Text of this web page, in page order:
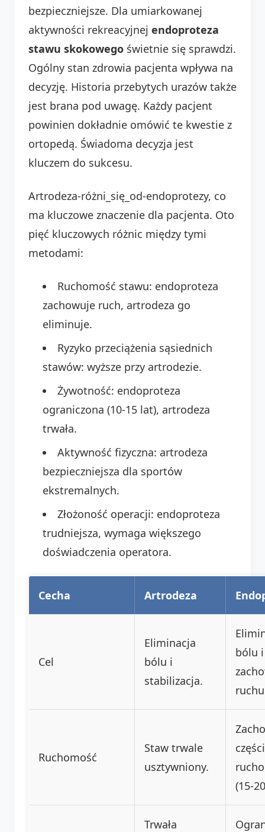
bezpieczniejsze. Dla umiarkowanej
aktywności rekreacyjnej endoproteza
stawu skokowego świetnie się sprawdzi.
Ogólny stan zdrowia pacjenta wpływa na
decyzję. Historia przebytych urazów także
jest brana pod uwagę. Każdy pacjent
powinien dokładnie omówić te kwestie z
ortopedą. Świadoma decyzja jest
kluczem do sukcesu.
Artrodeza-różni_się_od-endoprotezy, co
ma kluczowe znaczenie dla pacjenta. Oto
pięć kluczowych różnic między tymi
metodami:
Ruchomość stawu: endoproteza
zachowuje ruch, artrodeza go
eliminuje.
Ryzyko przeciążenia sąsiednich
stawów: wyższe przy artrodezie.
Żywotność: endoproteza
ograniczona (10-15 lat), artrodeza
trwała.
Aktywność fizyczna: artrodeza
bezpieczniejsza dla sportów
ekstremalnych.
Złożoność operacji: endoproteza
trudniejsza, wymaga większego
doświadczenia operatora.
Cecha Artrodeza
Cel
Eliminacja
bólu i
stabilizacja.
bólu i
Ruchomość
Staw trwale
usztywniony.
(15-
Trwała